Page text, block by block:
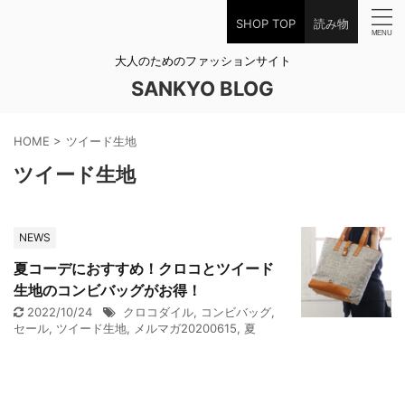
SHOP TOP 読み物
大人のためのファッションサイト
SANKYO BLOG
HOME > ツイード生地
ツイード生地
NEWS
夏コーデにおすすめ！クロコとツイード
生地のコンビバッグがお得！
2022/10/24 クロコダイル, コンビバッグ,
セール, ツイード生地, メルマガ20200615, 夏